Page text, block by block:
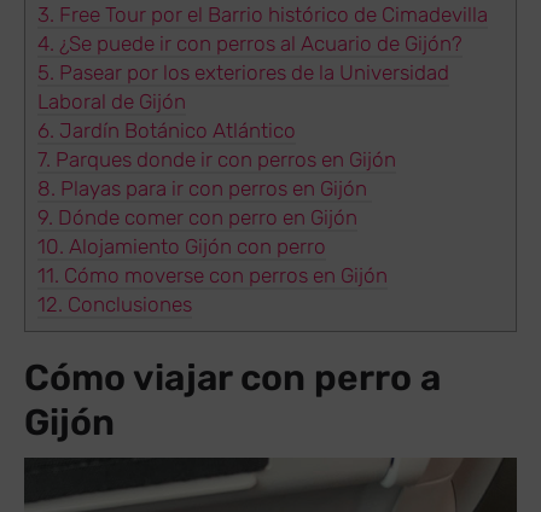
3. Free Tour por el Barrio histórico de Cimadevilla
4. ¿Se puede ir con perros al Acuario de Gijón?
5. Pasear por los exteriores de la Universidad
Laboral de Gijón
6. Jardín Botánico Atlántico
7. Parques donde ir con perros en Gijón
8. Playas para ir con perros en Gijón
9. Dónde comer con perro en Gijón
10. Alojamiento Gijón con perro
11. Cómo moverse con perros en Gijón
12. Conclusiones
Cómo viajar con perro a
Gijón